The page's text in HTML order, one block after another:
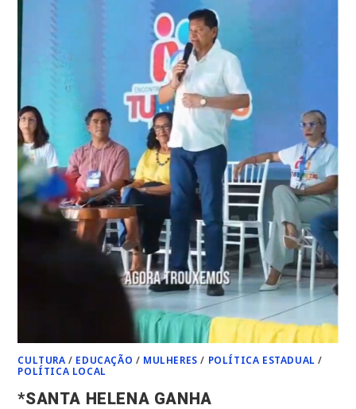
A
BATALHA
ELEITORAL:
“VAMOS
ARREGAÇAR
AS
MANGAS!”*
CULTURA / EDUCAÇÃO / MULHERES / POLÍTICA ESTADUAL /
POLÍTICA LOCAL
*SANTA HELENA GANHA